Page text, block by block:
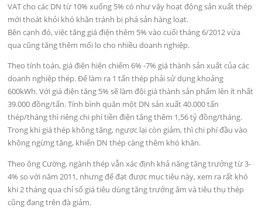
VAT cho các DN từ 10% xuống 5% có như vậy hoạt động sản xuất thép
mới thoát khỏi khó khăn tránh bị phá sản hàng loạt.
Bên cạnh đó, việc tăng giá điện thêm 5% vào cuối tháng 6/2012 vừa
qua cũng tăng thêm mối lo cho nhiều doanh nghiệp.
Theo tính toán, giá điện hiện chiếm 6% -7% giá thành sản xuất của các
doanh nghiệp thép. Để làm ra 1 tấn thép phải sử dụng khoảng
600kWh. Với giá điện tăng 5% sẽ làm đội giá thành sản phẩm lên ít nhất
39.000 đồng/tấn. Tính bình quân một DN sản xuất 40.000 tấn
thép/tháng thì riêng chi phí tiền điện tăng thêm 1,56 tỷ đồng/tháng.
Trong khi giá thép không tăng, ngược lại còn giảm, thì chi phí đầu vào
không ngừng tăng, khiến DN thép càng thêm khó khăn.
Theo ông Cường, ngành thép vẫn xác định khả năng tăng trưởng từ 3-
4% so với năm 2011, nhưng để đạt được mục tiêu này, xem ra rất khó
khi 2 tháng qua chỉ số giá tiêu dùng tăng trưởng âm và tiêu thụ thép
cũng đang trên đà giảm.